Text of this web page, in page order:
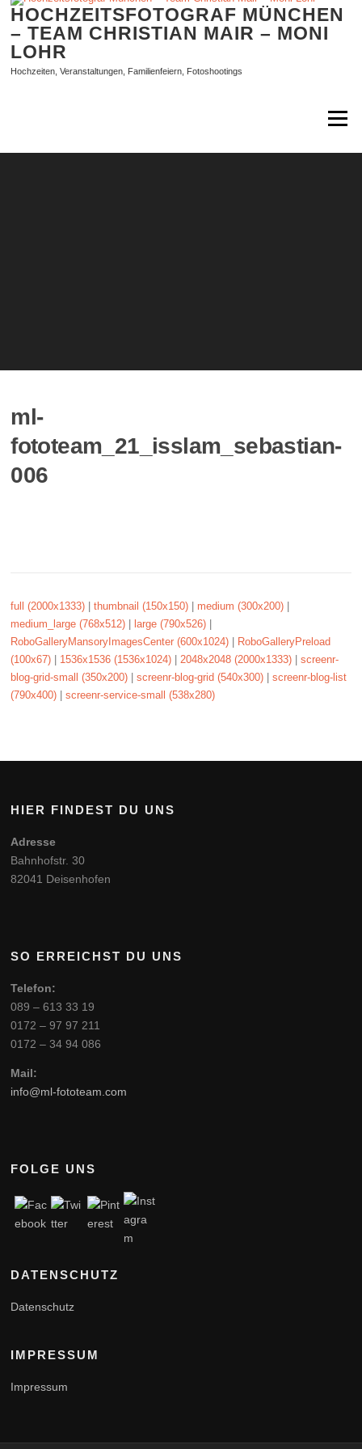
Zum
springen
HOCHZEITSFOTOGRAF MÜNCHEN
– TEAM CHRISTIAN MAIR – MONI
LOHR
Hochzeiten, Veranstaltungen, Familienfeiern, Fotoshootings
Menü
ml-
fototeam_21_isslam_sebastian-
006
full (2000x1333) |thumbnail (150x150) medium (300x200)
medium_large (768x512)
large (790x526)
RoboGalleryMansoryImagesCenter (600x1024)
RoboGalleryPreload
(100x67)
1536x1536 (1536x1024) |2048x2048 (2000x1333) |screenr-
blog-grid-small (350x200) |screenr-blog-grid (540x300) |screenr-blog-list
(790x400) |screenr-service-small (538x280)
HIER FINDEST DU UNS
Adresse
Bahnhofstr. 30
82041 Deisenhofen
SO ERREICHST DU UNS
Telefon:
089 – 613 33 19
0172 – 97 97 211
0172 – 34 94 086
Mail:
info@ml-fototeam.com
FOLGE UNS
DATENSCHUTZ
Datenschutz
IMPRESSUM
Impressum